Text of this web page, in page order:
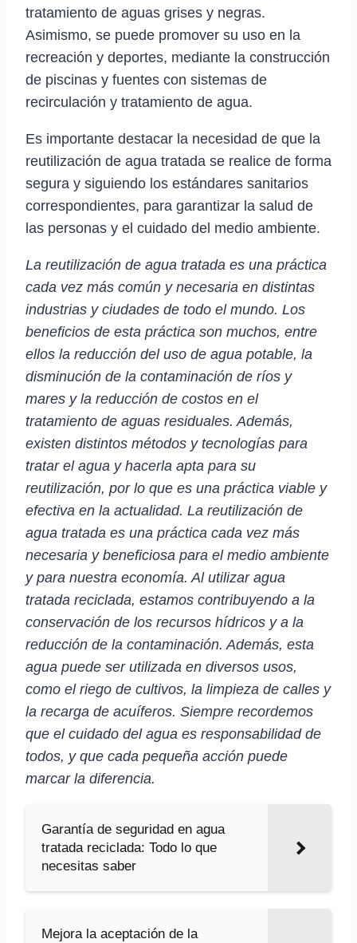
tratamiento de aguas grises y negras.
Asimismo, se puede promover su uso en la
recreación y deportes, mediante la construcción
de piscinas y fuentes con sistemas de
recirculación y tratamiento de agua.
Es importante destacar la necesidad de que la
reutilización de agua tratada se realice de forma
segura y siguiendo los estándares sanitarios
correspondientes, para garantizar la salud de
las personas y el cuidado del medio ambiente.
La reutilización de agua tratada es una práctica
cada vez más común y necesaria en distintas
industrias y ciudades de todo el mundo. Los
beneficios de esta práctica son muchos, entre
ellos la reducción del uso de agua potable, la
disminución de la contaminación de ríos y
mares y la reducción de costos en el
tratamiento de aguas residuales. Además,
existen distintos métodos y tecnologías para
tratar el agua y hacerla apta para su
reutilización, por lo que es una práctica viable y
efectiva en la actualidad. La reutilización de
agua tratada es una práctica cada vez más
necesaria y beneficiosa para el medio ambiente
y para nuestra economía. Al utilizar agua
tratada reciclada, estamos contribuyendo a la
conservación de los recursos hídricos y a la
reducción de la contaminación. Además, esta
agua puede ser utilizada en diversos usos,
como el riego de cultivos, la limpieza de calles y
la recarga de acuíferos. Siempre recordemos
que el cuidado del agua es responsabilidad de
todos, y que cada pequeña acción puede
marcar la diferencia.
Garantía de seguridad en agua
tratada reciclada: Todo lo que
necesitas saber
Mejora la aceptación de la